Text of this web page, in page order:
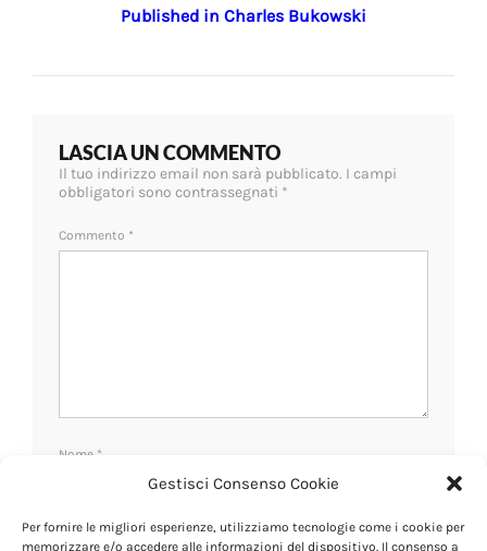
Gestisci Consenso Cookie
Per fornire le migliori esperienze, utilizziamo tecnologie come i cookie per
memorizzare e/o accedere alle informazioni del dispositivo. Il consenso a
Navigazione
articoli
Published in Charles Bukowski
LASCIA UN COMMENTO
Il tuo indirizzo email non sarà pubblicato. I campi
obbligatori sono contrassegnati *
Commento *
Nome *
Email*